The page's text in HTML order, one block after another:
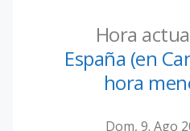
Hora
España (en
hora